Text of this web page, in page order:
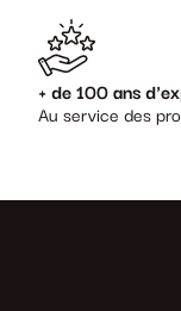
+ de 100 ans
Au service des